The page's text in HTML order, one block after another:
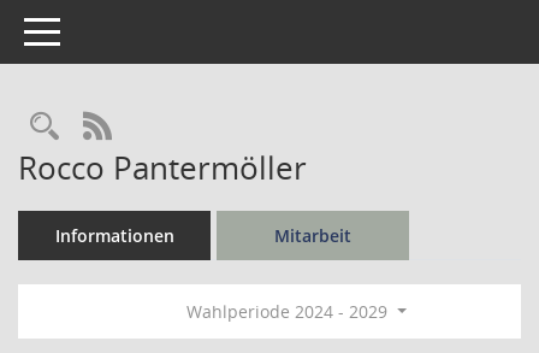
Toggle navigation
Rechercheauswahl
RSS-Feed
Rocco Pantermöller
Informationen Mitarbeit
Wahlperiode 2024 - 2029